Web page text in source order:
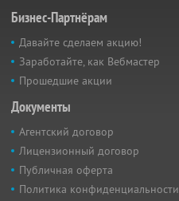
Бизнес-Партнёрам
Давайте сделаем акцию!
Заработайте, как Вебмастер
Прошедшие акции
Документы
Агентский договор
Лицензионный договор
Публичная оферта
Политика конфиденциальности